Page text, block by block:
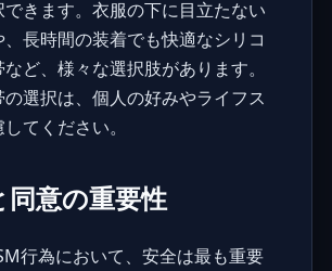
きます。衣服の下に目立たない
長時間の装着でも快適なシリコ
ど、様々な選択肢があります。
選択は、個人の好みやライフス
てください。
同意の重要性
行為において、安全は最も重要